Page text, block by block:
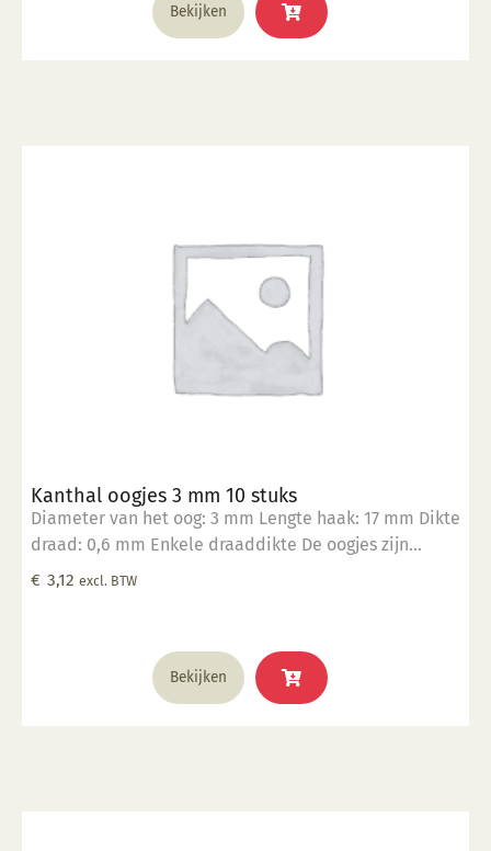
Bekijken
Kanthal oogjes 3 mm 10 stuks
Diameter van het oog: 3 mm Lengte haak: 17 mm Dikte
draad: 0,6 mm Enkele draaddikte De oogjes zijn
hittebestendig tot 1400°C Geschikt om in klei te
€ 3,12 excl. BTW
Bekijken